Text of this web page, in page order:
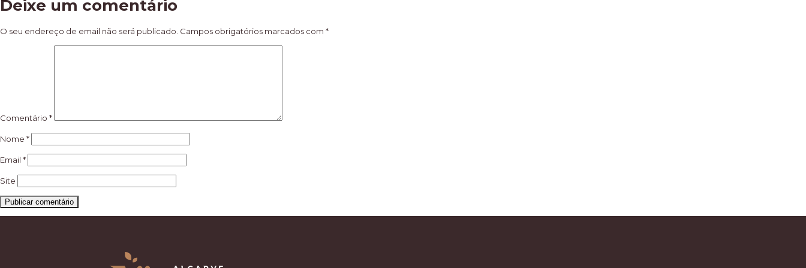
de
artigos
Deixe um comentário
O seu endereço de email não será publicado. Campos obrigatórios marcados com *
Comentário *
Nome *
Email *
Site